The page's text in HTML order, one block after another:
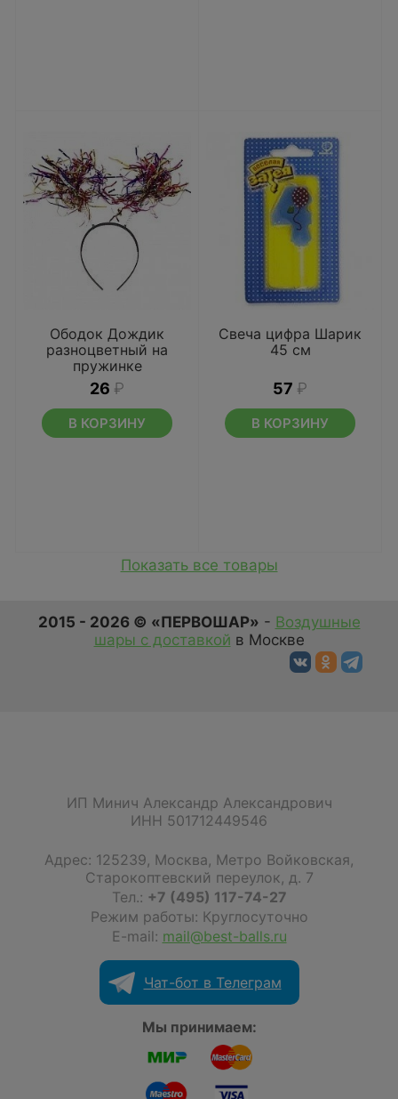
Ободок Дождик
разноцветный на
пружинке
26 ₽
В КОРЗИНУ
Свеча цифра Шарик
45 см
57 ₽
В КОРЗИНУ
Показать все товары
2015 - 2026 © «ПЕРВОШАР» - Воздушные
шары с доставкой в Москве
ИП Минич Александр Александрович
ИНН 501712449546
Адрес: 125239, Москва, Метро Войковская,
Старокоптевский переулок, д. 7
Тел.: +7 (495) 117-74-27
Режим работы: Круглосуточно
E-mail: mail@best-balls.ru
Чат-бот в Телеграм
Мы принимаем: